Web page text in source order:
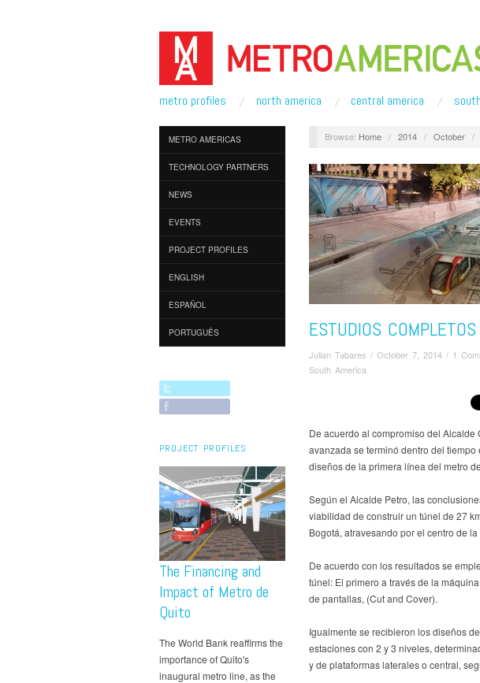
metro profiles north america central america
METRO AMERICAS
TECHNOLOGY PARTNERS
NEWS
EVENTS
PROJECT PROFILES
ENGLISH
ESPAÑOL
PORTUGUÊS
PROJECT PROFILES
The Financing and
Impact of Metro de
Quito
The World Bank reaffirms the
importance of Quito's
inaugural metro line, as the
Browse: Home / 2014 / October /
ESTUDIOS
Julian Tabares / October 7, 2014 / 1
South America
De acuerdo al compromiso del
avanzada se terminó dentro del
diseños de la primera línea del metro
Según el Alcalde Petro, las
viabilidad de construir un túnel de 27
Bogotá, atravesando por el centro de la
De acuerdo con los resultados se
túnel: El primero a través de la
de pantallas, (Cut and Cover).
Igualmente se recibieron los diseños
estaciones con 2 y 3 niveles,
y de plataformas laterales o central,